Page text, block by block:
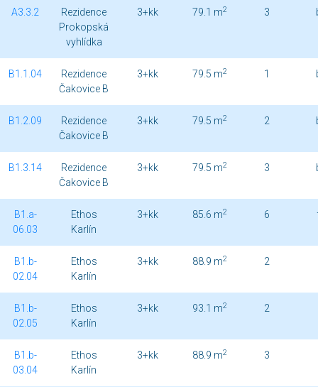
A3.3.2
Rezidence
Prokopská
vyhlídka
3+kk 79.1 m2 3
B1.1.04
Rezidence
Čakovice B
3+kk 79.5 m2 1
B1.2.09
Rezidence
Čakovice B
3+kk 79.5 m2 2
B1.3.14
Rezidence
Čakovice B
3+kk 79.5 m2 3
B1.a-
06.03
Ethos
Karlín
3+kk 85.6 m2 6
B1.b-
02.04
Ethos
Karlín
3+kk 88.9 m2 2
B1.b-
02.05
Ethos
Karlín
3+kk 93.1 m2 2
B1.b-
03.04
Ethos
Karlín
3+kk 88.9 m2 3